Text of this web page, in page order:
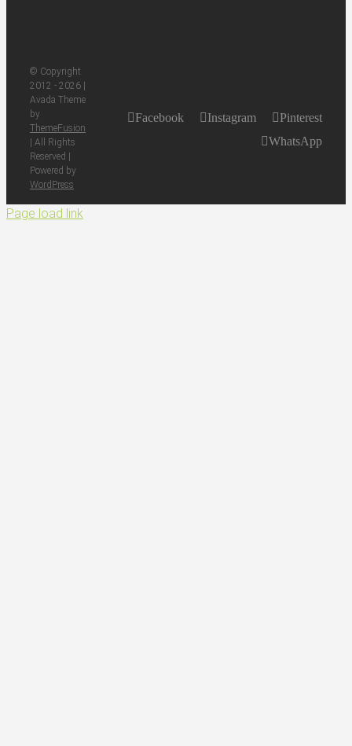
© Copyright
2012 - 2026 |
Avada Theme
by
ThemeFusion
| All Rights
Reserved |
Powered by
WordPress
Facebook Instagram
Pinterest
WhatsApp
Page load link